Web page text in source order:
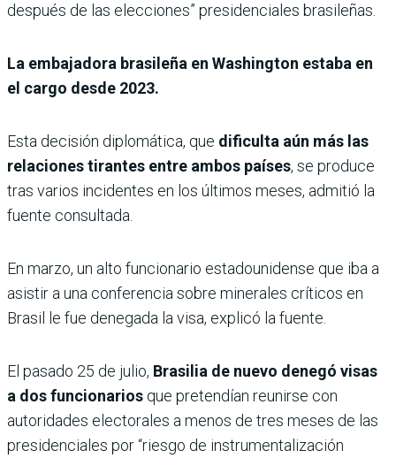
después de las elecciones” presidenciales brasileñas.
La embajadora brasileña en Washington estaba en
el cargo desde 2023.
Esta decisión diplomática, que dificulta aún más las
relaciones tirantes entre ambos países, se produce
tras varios incidentes en los últimos meses, admitió la
fuente consultada.
En marzo, un alto funcionario estadounidense que iba a
asistir a una conferencia sobre minerales críticos en
Brasil le fue denegada la visa, explicó la fuente.
El pasado 25 de julio, Brasilia de nuevo denegó visas
a dos funcionarios que pretendían reunirse con
autoridades electorales a menos de tres meses de las
presidenciales por “riesgo de instrumentalización